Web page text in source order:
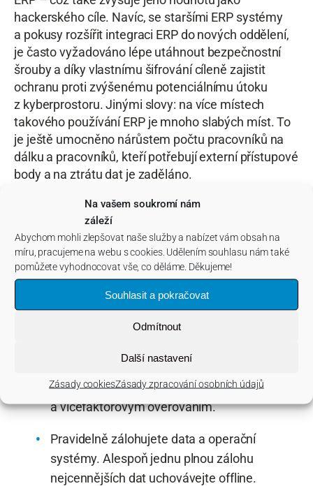
Na vašem soukromí nám
záleží
Abychom mohli zlepšovat naše služby a nabízet vám obsah na
míru, pracujeme na webu s cookies. Udělením souhlasu nám také
pomůžete vyhodnocovat vše, co děláme. Děkujeme!
Souhlasit a pokračovat
Odmítnout
Další nastavení
Zásady cookiesZásady zpracování osobních údajů
hackerského cíle. Navíc, se staršími ERP systémy
a pokusy rozšířit integraci ERP do nových oddělení,
je často vyžadováno lépe utáhnout bezpečnostní
šrouby a díky vlastnímu šifrování cíleně zajistit
ochranu proti zvýšenému potenciálnímu útoku
z kyberprostoru. Jinými slovy: na více místech
takového používání ERP je mnoho slabých míst. To
je ještě umocněno nárůstem počtu pracovníků na
dálku a pracovníků, kteří potřebují externí přístupové
body a na ztrátu dat je zaděláno.
Jak se chránit před
útoky?
Prevencí, osvětou a nepodceňováním
Chraňte svůj RDP silným heslem
a vícefaktorovým ověřováním.
Pravidelně zálohujete data a operační
systémy. Alespoň jednu plnou zálohu
nejcennějších dat uchovávejte offline.